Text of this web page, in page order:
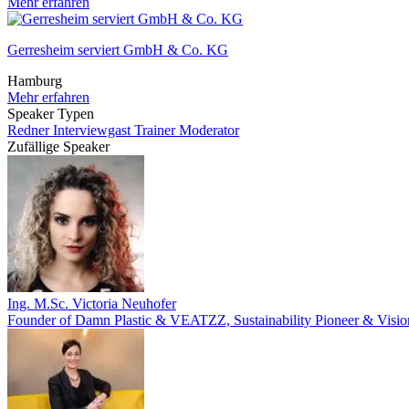
Gerresheim serviert GmbH & Co. KG
Hamburg
Mehr erfahren
Speaker Typen
RednerInterviewgast TrainerModerator
Zufällige Speaker
Ing. M.Sc. Victoria Neuhofer
Founder of Damn Plastic & VEATZZ, Sustainability Pioneer &